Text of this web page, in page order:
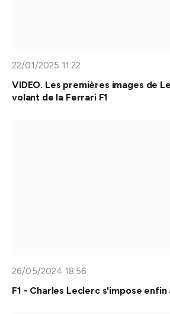
22/01/2025 11:22
VIDEO. Les premières images de
volant de la Ferrari F1
26/05/2024 18:56
F1 - Charles Leclerc s'impose enfin